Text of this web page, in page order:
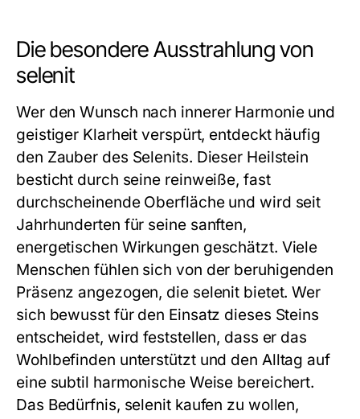
Die besondere Ausstrahlung von
selenit
Wer den Wunsch nach innerer Harmonie und
geistiger Klarheit verspürt, entdeckt häufig
den Zauber des Selenits. Dieser Heilstein
besticht durch seine reinweiße, fast
durchscheinende Oberfläche und wird seit
Jahrhunderten für seine sanften,
energetischen Wirkungen geschätzt. Viele
Menschen fühlen sich von der beruhigenden
Präsenz angezogen, die selenit bietet. Wer
sich bewusst für den Einsatz dieses Steins
entscheidet, wird feststellen, dass er das
Wohlbefinden unterstützt und den Alltag auf
eine subtil harmonische Weise bereichert.
Das Bedürfnis, selenit kaufen zu wollen,